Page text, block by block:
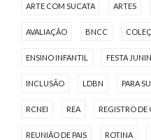
ARTE COM SUCATA ARTES
AVALIAÇÃO BNCC
ENSINO INFANTIL FESTA
INCLUSÃO LDBN PARA
RCNEI REA REGISTRO DE
REUNIÃO DE PAIS ROTINA